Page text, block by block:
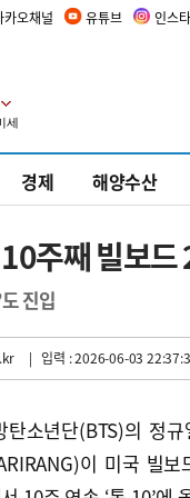
카오채널 유튜브 인스
경제 해양수산
10주째 빌보드
진입
| 입력 : 2026-06-03
탄소년단(BTS)의 정규
이 미국 빌